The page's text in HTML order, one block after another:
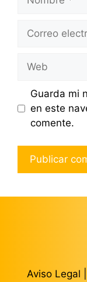
Correo
Web
Guarda mi
en este
comente.
Aviso Legal